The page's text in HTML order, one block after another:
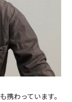
携わっています。